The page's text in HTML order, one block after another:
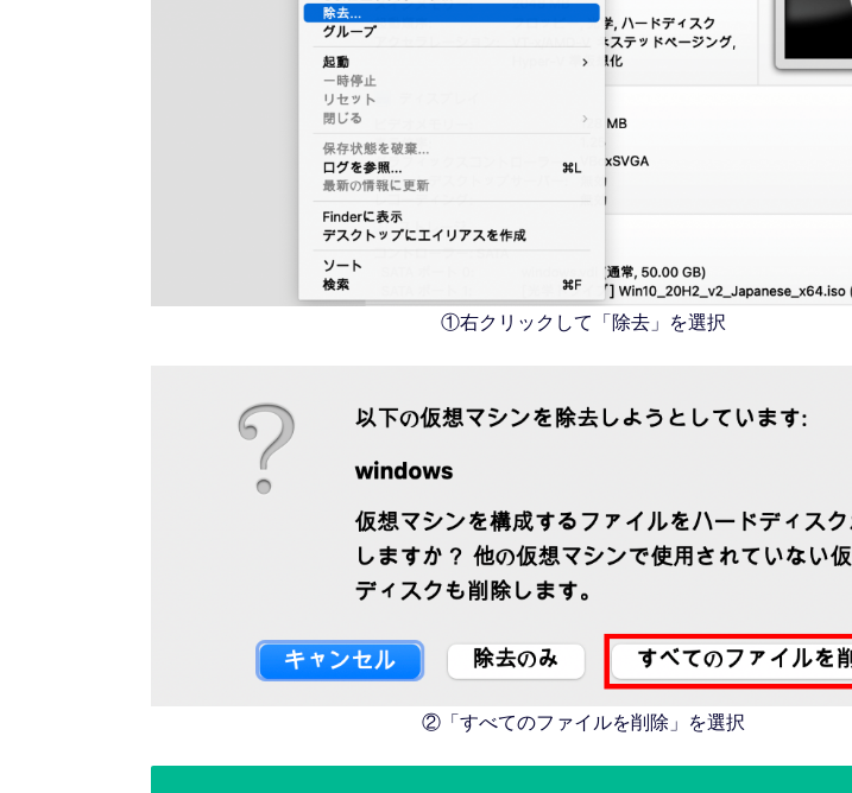
①右クリックして「除去」を選択
②「すべてのファイルを削除」を選択